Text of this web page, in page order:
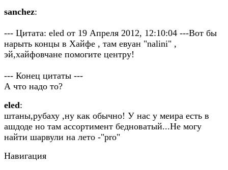
sanchez:
--- Цитата: eled от 19 Апреля 2012, 12:10:04 ---Вот бы
нарыть концы в Хайфе , там евуан "nalini" ,
эй,хайфовчане помогите центру!
--- Конец цитаты ---
А что надо то?
eled:
штаны,рубаху ,ну как обычно! У нас у меира есть в
ашдоде но там ассортимент бедноватый...Не могу
найти шарвули на лето -"pro"
Навигация